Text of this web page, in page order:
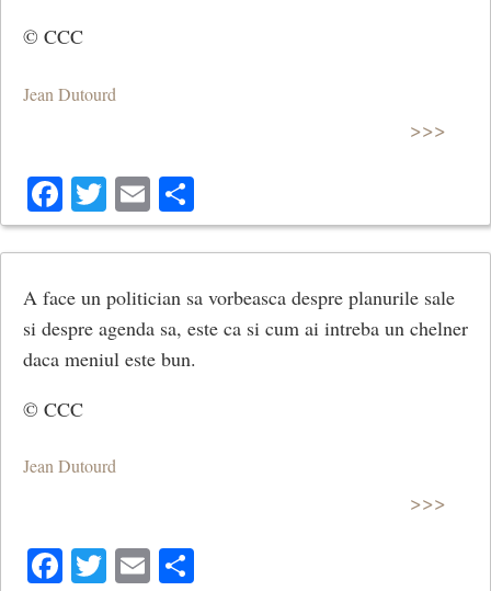
© CCC
Jean Dutourd
>>>
Facebook
Twitter
Email
A face un politician sa vorbeasca despre planurile sale
si despre agenda sa, este ca si cum ai intreba un chelner
daca meniul este bun.
© CCC
Jean Dutourd
>>>
Facebook
Twitter
Email